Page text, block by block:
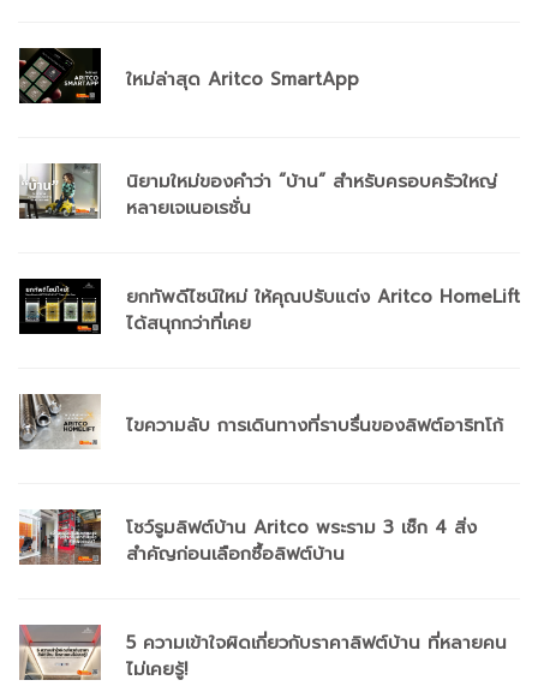
ใหม่ล่าสุด Aritco SmartApp
นิยามใหม่ของคำว่า “บ้าน” สำหรับครอบครัวใหญ่
หลายเจเนอเรชั่น
ยกทัพดีไซน์ใหม่ ให้คุณปรับแต่ง Aritco HomeLift
ได้สนุกกว่าที่เคย
ไขความลับ การเดินทางที่ราบรื่นของลิฟต์อาริทโก้
โชว์รูมลิฟต์บ้าน Aritco พระราม 3 เช็ก 4 สิ่ง
สำคัญก่อนเลือกซื้อลิฟต์บ้าน
5 ความเข้าใจผิดเกี่ยวกับราคาลิฟต์บ้าน ที่หลายคน
ไม่เคยรู้!